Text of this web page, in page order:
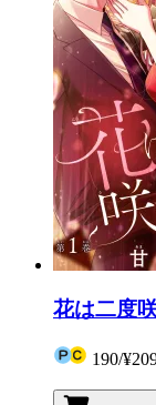
花は二度
190/